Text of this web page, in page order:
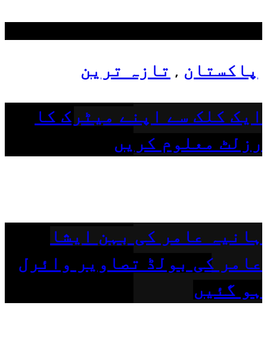
پاکستان , تازہ ترین
ایک کلک سے اپنے میٹرک کا
رزلٹ معلوم کریں
ہانیہ عامر کی بہن ایشا
عامر کی بولڈ تصاویر وائرل
ہو گئیں